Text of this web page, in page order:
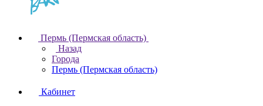
Пермь (Пермская область)
Назад
Города
Пермь (Пермская область)
Кабинет